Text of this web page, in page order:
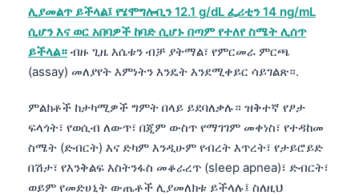
ሊያመልጥ ይችላል፤ የሄሞግሎቢን 12.1 g/dL ፌሪቲን 14 ng/mL
ሲሆን እና ወር አበባዎች ከባድ ሲሆኑ በጣም የተለየ ስሜት ሊሰጥ
ይችላል። ብዙ ጊዜ እሴቱን ብቻ ያትማል፣ የምርመራ ምርጫ
(assay) መለያየት እምነትን እንዴት እንደሚቀይር ሳይገልጽ።.
ምልክቶች ከታካሚዎች ግምት በላይ ይደባለቃሉ። ዝቅተኛ የፆታ
ፍላጎት፣ የወሲብ ለውጥ፣ በጂም ውስጥ የማገገም መቀነስ፣ የተዳከመ
ስሜት (ድብርት) እና ድካም እንዲሁም የብረት እጥረት፣ የታይሮይድ
በሽታ፣ የእንቅልፍ እስትንፋስ መቆራረጥ (sleep apnea)፣ ድብርት፣
ወይም የመድሀኒት ውጤቶች ሊያመለክቱ ይችላሉ፤ ስለዚህ